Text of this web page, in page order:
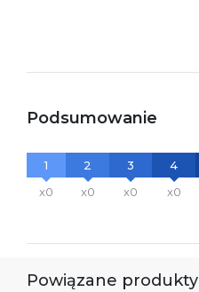
Podsumowanie
1
x0
2
x0
3
x0
4
x0
Powiązane produkty